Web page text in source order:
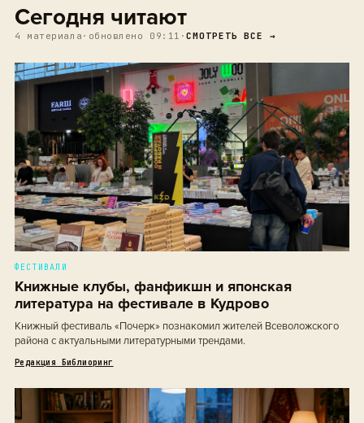
Сегодня читают
4 материала · обновлено 09:11 ·СМОТРЕТЬ ВСЕ →
ФЕСТИВАЛИ
Книжные клубы, фанфикшн и японская
литература на фестивале в Кудрово
Книжный фестиваль «Почерк» познакомил жителей Всеволожского
района с актуальными литературными трендами.
Редакция Библиоринг